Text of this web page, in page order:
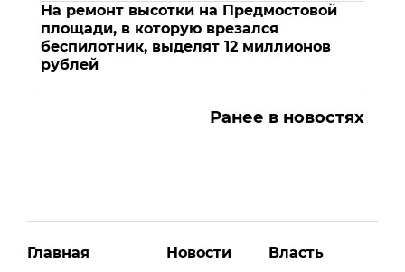
На ремонт высотки на Предмостовой
площади, в которую врезался
беспилотник, выделят 12 миллионов
рублей
Ранее в новостях
Главная Новости Власть